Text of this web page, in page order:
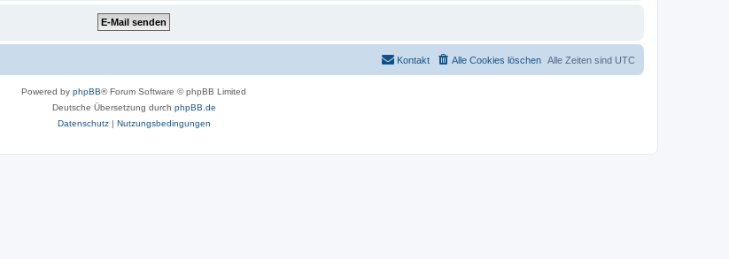
Alle Zeiten sind UTC
Alle Cookies löschen
Kontakt
Powered by phpBB® Forum Software © phpBB Limited
Deutsche Übersetzung durch phpBB.de
Datenschutz| Nutzungsbedingungen